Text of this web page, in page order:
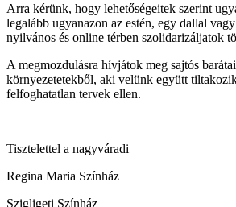
Arra kérünk, hogy lehetőségeitek szerint
legalább ugyanazon az estén, egy dallal
nyilvános és online térben szolidarizáljatok
A megmozdulásra hívjátok meg sajtós
környezetetekből, aki velünk együtt
felfoghatatlan tervek ellen.
Tisztelettel a nagyváradi
Regina Maria Színház
Szigligeti Színház